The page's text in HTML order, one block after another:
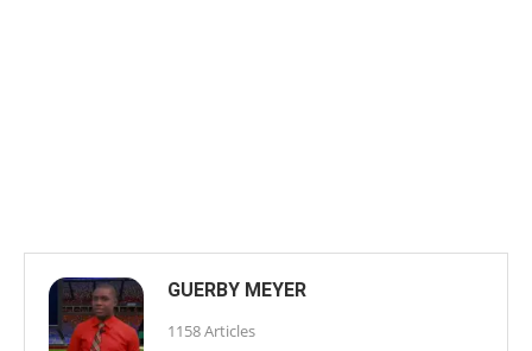
GUERBY MEYER
1158 Articles